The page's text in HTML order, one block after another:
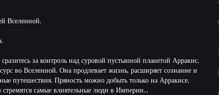
Вселенной.
за контроль над суровой пустынной планетой Арракис.
во Вселенной. Она продлевает жизнь, расширяет сознание и
путешествия. Пряность можно добыть только на Арракисе,
самые влиятельные люди в Империи...